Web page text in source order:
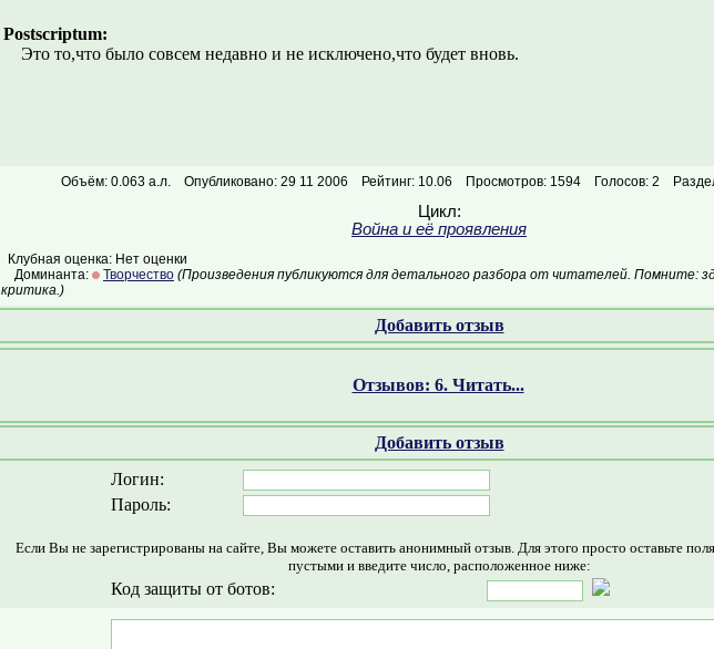
Postscriptum:
Это то,что было совсем недавно и не исключено,что будет вновь.
Объём: 0.063 а.л. Опубликовано: 29 11 2006 Рейтинг: 10.06 Просмотров: 1594 Голосов: 2
Цикл:
Война и её проявления
Клубная оценка: Нет оценки
Доминанта:
Творчество (Произведения публикуются для детального разбора от читателей. Помните:
критика.)
Добавить отзыв
Отзывов: 6. Читать...
Добавить отзыв
Логин:
Пароль:
Если Вы не зарегистрированы на сайте, Вы можете оставить анонимный отзыв. Для этого просто оставьте
пустыми и введите число, расположенное ниже:
Код защиты от ботов: